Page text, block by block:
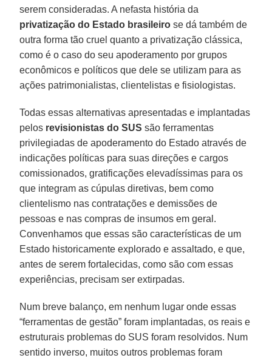
serem consideradas. A nefasta história da
privatização do Estado brasileiro se dá também de
outra forma tão cruel quanto a privatização clássica,
como é o caso do seu apoderamento por grupos
econômicos e políticos que dele se utilizam para as
ações patrimonialistas, clientelistas e fisiologistas.
Todas essas alternativas apresentadas e implantadas
pelos revisionistas do SUS são ferramentas
privilegiadas de apoderamento do Estado através de
indicações políticas para suas direções e cargos
comissionados, gratificações elevadíssimas para os
que integram as cúpulas diretivas, bem como
clientelismo nas contratações e demissões de
pessoas e nas compras de insumos em geral.
Convenhamos que essas são características de um
Estado historicamente explorado e assaltado, e que,
antes de serem fortalecidas, como são com essas
experiências, precisam ser extirpadas.
Num breve balanço, em nenhum lugar onde essas
“ferramentas de gestão” foram implantadas, os reais e
estruturais problemas do SUS foram resolvidos. Num
sentido inverso, muitos outros problemas foram